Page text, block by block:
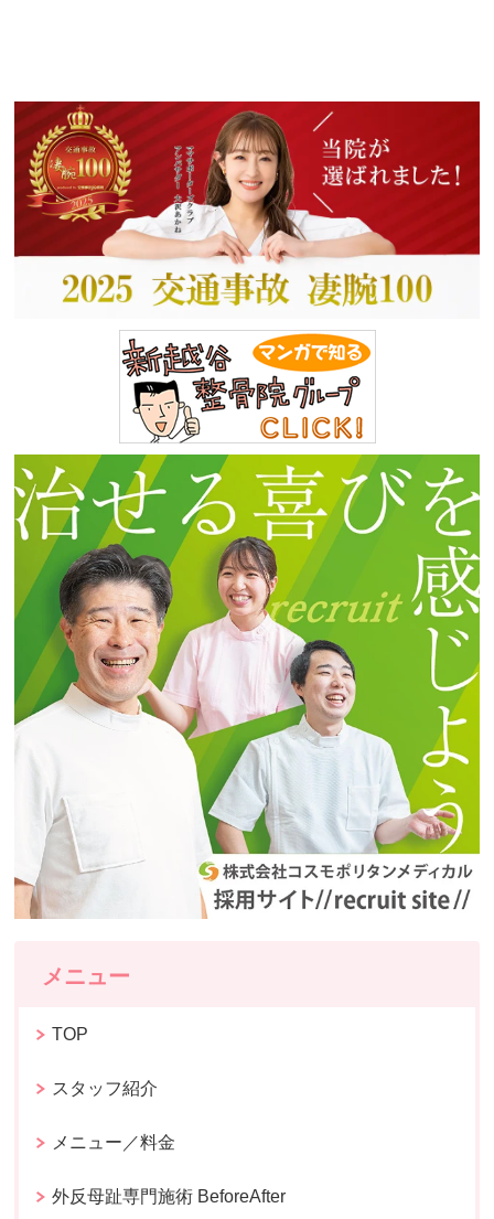
メニュー
TOP
スタッフ紹介
メニュー／料金
外反母趾専門施術 BeforeAfter